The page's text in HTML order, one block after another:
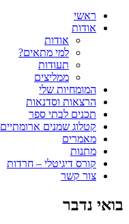
ראשי
אודות
אודות
למי מתאים?
תעודות
ממליצים
המומחיות שלי
הרצאות וסדנאות
תכנים לבתי ספר
קטלוג שמנים ארומתיים
מאמרים
מתנות
קורס דיגיטלי – חרדות
צור קשר
בואי נדבר